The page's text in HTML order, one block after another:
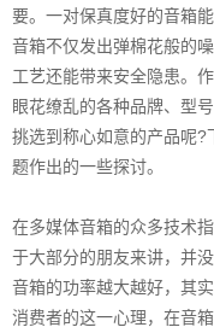
要。一对保真度好的音箱
音箱不仅发出弹棉花般的
工艺还能带来安全隐患。
眼花缭乱的各种品牌、型
挑选到称心如意的产品呢?
题作出的一些探讨。
在多媒体音箱的众多技术
于大部分的朋友来讲，并
音箱的功率越大越好，其
消费者的这一心理，在音